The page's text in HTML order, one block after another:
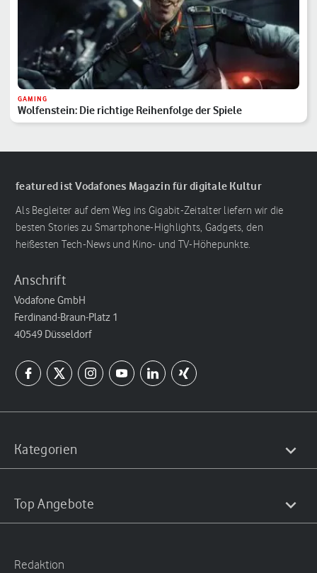
GAMING
Wolfenstein: Die richtige Reihenfolge der Spiele
featured ist Vodafones Magazin für digitale Kultur
Als Begleiter auf dem Weg ins Gigabit-Zeitalter liefern wir die
besten Stories zu Smartphone-Highlights, Gadgets, den
heißesten Tech-News und Kino- und TV-Höhepunkte.
Anschrift
Vodafone GmbH
Ferdinand-Braun-Platz 1
40549 Düsseldorf
Kategorien
Top Angebote
Redaktion